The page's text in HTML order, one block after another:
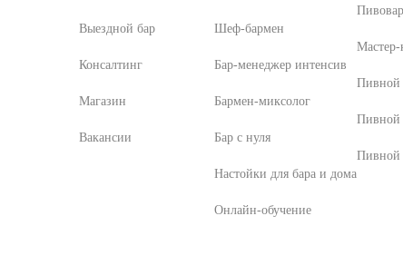
Выездной бар
Консалтинг
Магазин
Вакансии
Шеф-бармен
Бар-менеджер интенсив
Бармен-миксолог
Бар с нуля
Настойки для бара и дома
Онлайн-обучение
Мастер-
Пивной
Пивной
Пивной